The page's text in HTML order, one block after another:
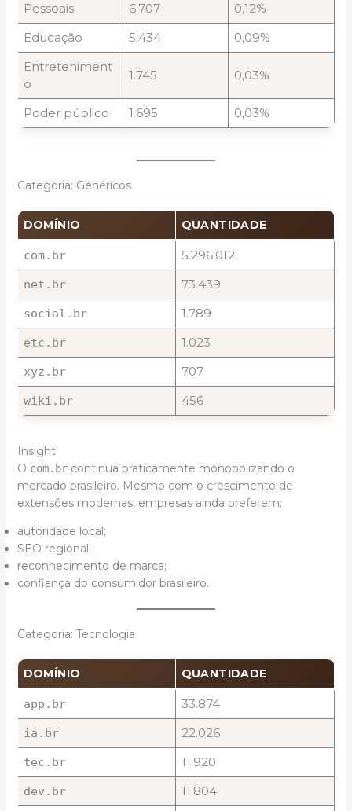
Pessoais
6.707
0,12%
Educação
5.434
0,09%
Entreteniment
o
1.745 0,03%
Poder público 1.695 0,03%
Categoria: Genéricos
DOMÍNIO QUANTIDADE
com.br 5.296.012
net.br 73.439
social.br 1.789
etc.br 1.023
xyz.br 707
wiki.br 456
Insight
O com.brcontinua praticamente monopolizando o
mercado brasileiro. Mesmo com o crescimento de
extensões modernas, empresas ainda preferem:
autoridade local;
SEO regional;
reconhecimento de marca;
confiança do consumidor brasileiro.
Categoria: Tecnologia
DOMÍNIO QUANTIDADE
app.br 33.874
ia.br 22.026
tec.br 11.920
dev.br 11.804